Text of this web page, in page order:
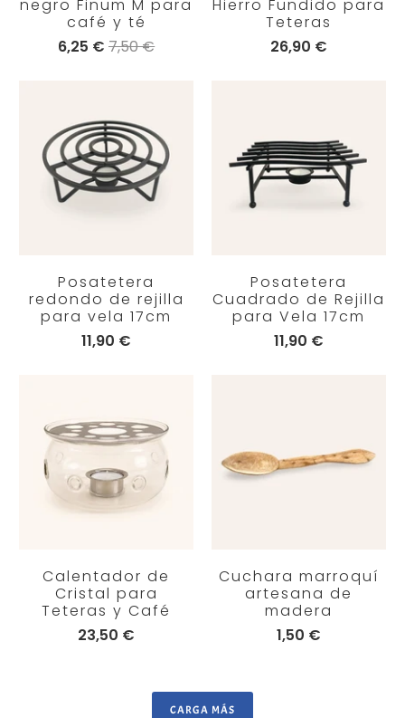
negro Finum M para
café y té
6,25 €7,50 €
Hierro Fundido para
Teteras
26,90 €
Posatetera
redondo de rejilla
para vela 17cm
11,90 €
Posatetera
Cuadrado de Rejilla
para Vela 17cm
11,90 €
Calentador de
Cristal para
Teteras y Café
23,50 €
Cuchara marroquí
artesana de
madera
1,50 €
CARGA MÁS